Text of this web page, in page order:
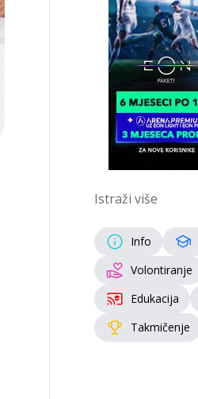
Istraži više
Info
Volontiranje
Edukacija
Takmičenje